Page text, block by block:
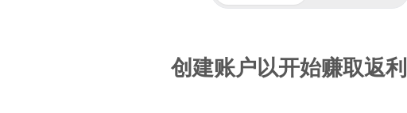
创建账户以开始赚取返利